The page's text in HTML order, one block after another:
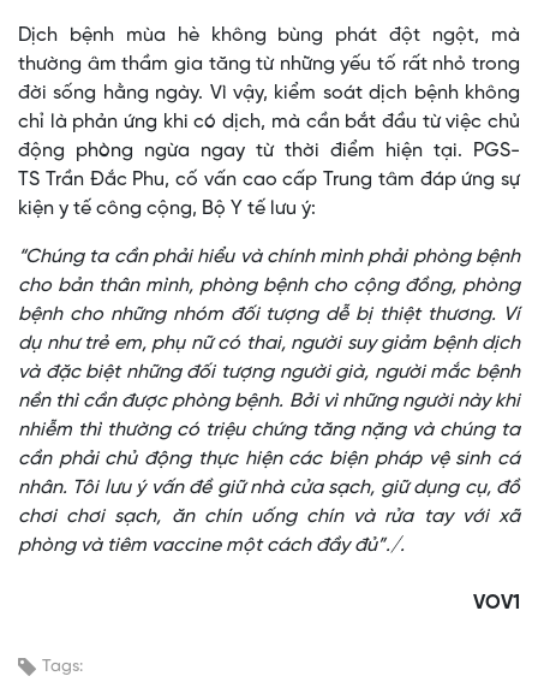
Dịch bệnh mùa hè không bùng phát đột ngột, mà
thường âm thầm gia tăng từ những yếu tố rất nhỏ trong
đời sống hằng ngày. Vì vậy, kiểm soát dịch bệnh không
chỉ là phản ứng khi có dịch, mà cần bắt đầu từ việc chủ
động phòng ngừa ngay từ thời điểm hiện tại. PGS-
TS Trần Đắc Phu, cố vấn cao cấp Trung tâm đáp ứng sự
kiện y tế công cộng, Bộ Y tế lưu ý:
“Chúng ta cần phải hiểu và chính mình phải phòng bệnh
cho bản thân mình, phòng bệnh cho cộng đồng, phòng
bệnh cho những nhóm đối tượng dễ bị thiệt thương. Ví
dụ như trẻ em, phụ nữ có thai, người suy giảm bệnh dịch
và đặc biệt những đối tượng người già, người mắc bệnh
nền thì cần được phòng bệnh. Bởi vì những người này khi
nhiễm thì thường có triệu chứng tăng nặng và chúng ta
cần phải chủ động thực hiện các biện pháp vệ sinh cá
nhân. Tôi lưu ý vấn đề giữ nhà cửa sạch, giữ dụng cụ, đồ
chơi chơi sạch, ăn chín uống chín và rửa tay với xã
phòng và tiêm vaccine một cách đầy đủ”./.
VOV1
Tags: